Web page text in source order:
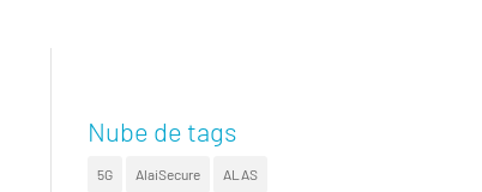
Nube de tags
5G AlaiSecure ALAS